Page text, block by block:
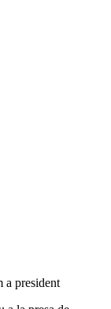
a president